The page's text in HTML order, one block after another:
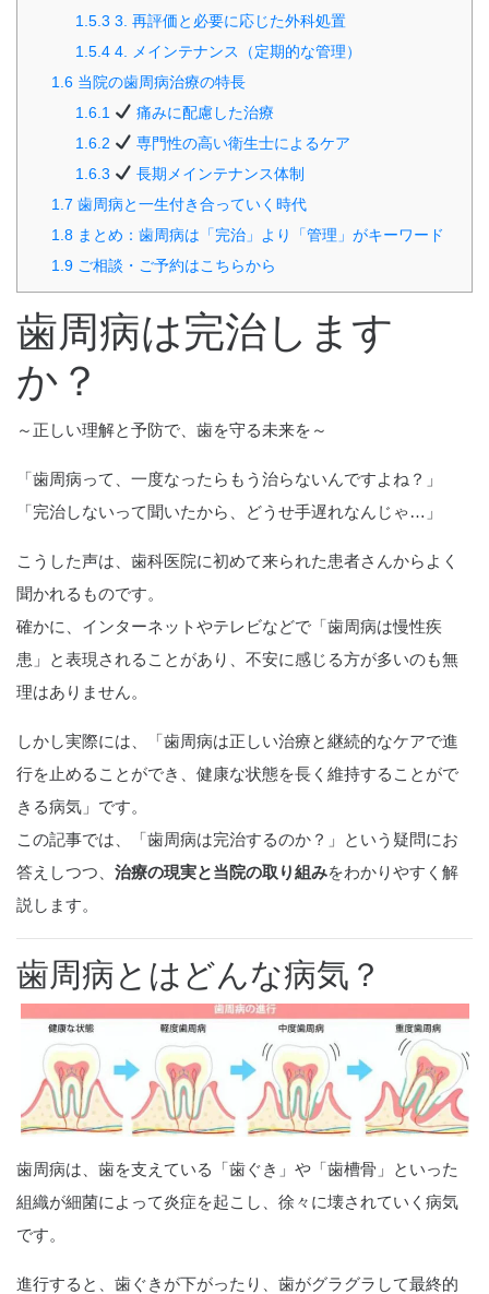
1.5.3 3. 再評価と必要に応じた外科処置
1.5.44. メインテナンス（定期的な管理）
1.6 当院の歯周病治療の特長
1.6.1
痛みに配慮した治療
1.6.2
専門性の高い衛生士によるケア
1.6.3
長期メインテナンス体制
1.7 歯周病と一生付き合っていく時代
1.8 まとめ：歯周病は「完治」より「管理」がキーワード
1.9 ご相談・ご予約はこちらから
歯周病は完治します
か？
～正しい理解と予防で、歯を守る未来を～
「歯周病って、一度なったらもう治らないんですよね？」
「完治しないって聞いたから、どうせ手遅れなんじゃ…」
こうした声は、歯科医院に初めて来られた患者さんからよく
聞かれるものです。
確かに、インターネットやテレビなどで「歯周病は慢性疾
患」と表現されることがあり、不安に感じる方が多いのも無
理はありません。
しかし実際には、「歯周病は正しい治療と継続的なケアで進
行を止めることができ、健康な状態を長く維持することがで
きる病気」です。
この記事では、「歯周病は完治するのか？」という疑問にお
答えしつつ、 治療の現実と当院の取り組みをわかりやすく解
説します。
歯周病とはどんな病気？
歯周病は、歯を支えている「歯ぐき」や「歯槽骨」といった
組織が細菌によって炎症を起こし、徐々に壊されていく病気
です。
進行すると、歯ぐきが下がったり、歯がグラグラして最終的